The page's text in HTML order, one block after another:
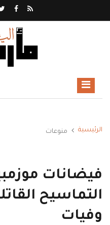
الرئيسية منوعات
فيضانات
وفيات